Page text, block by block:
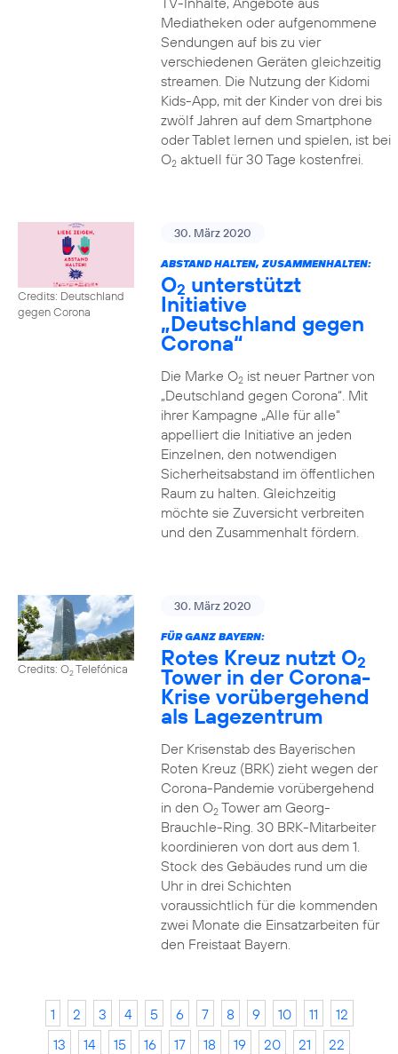
Mediatheken oder aufgenommene
Sendungen auf bis zu vier
verschiedenen Geräten gleichzeitig
streamen. Die Nutzung der Kidomi
Kids-App, mit der Kinder von drei bis
zwölf Jahren auf dem Smartphone
oder Tablet lernen und spielen, ist bei
O2aktuell für 30 Tage kostenfrei.
Credits: Deutschland
gegen Corona
30. März 2020
ABSTAND HALTEN, ZUSAMMENHALTEN:
O2 unterstützt
Initiative
„Deutschland gegen
Corona“
Die Marke O2ist neuer Partner von
„Deutschland gegen Corona“. Mit
ihrer Kampagne „Alle für alle“
appelliert die Initiative an jeden
Einzelnen, den notwendigen
Sicherheitsabstand im öffentlichen
Raum zu halten. Gleichzeitig
möchte sie Zuversicht verbreiten
und den Zusammenhalt fördern.
Credits: O2Telefónica
30. März 2020
FÜR GANZ BAYERN:
Rotes Kreuz nutzt O2
Tower in der Corona-
Krise vorübergehend
als Lagezentrum
Der Krisenstab des Bayerischen
Roten Kreuz (BRK) zieht wegen der
Corona-Pandemie vorübergehend
in den O2Tower am Georg-
Brauchle-Ring. 30 BRK-Mitarbeiter
koordinieren von dort aus dem 1.
Stock des Gebäudes rund um die
Uhr in drei Schichten
voraussichtlich für die kommenden
zwei Monate die Einsatzarbeiten für
den Freistaat Bayern.
1 2 3 4 5 6 7 8 9 10 11
12
13
14 15 16 17 18 19 20 21
22